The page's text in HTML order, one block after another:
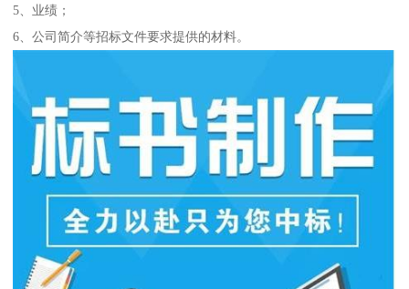
5、业绩；
6、公司简介等招标文件要求提供的材料。